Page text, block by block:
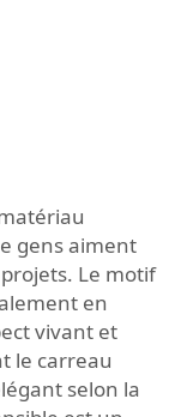
gens aiment
Le motif
en
vivant et
le carreau
selon la